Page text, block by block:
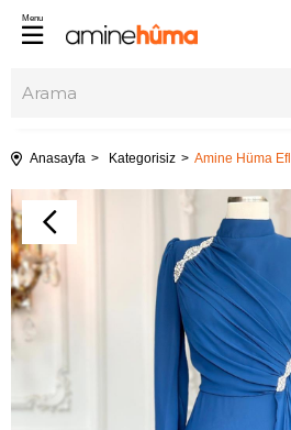
Menu
Anasayfa Kategorisiz Amine Hüma